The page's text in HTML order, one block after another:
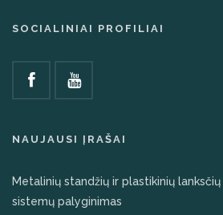
SOCIALINIAI PROFILIAI
NAUJAUSI ĮRAŠAI
Metalinių standžių ir plastikinių
sistemų palyginimas